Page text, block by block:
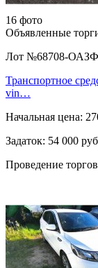
16 фото
Объявленные
Лот №68708-
Транспортное
vin…
Начальная цена:
Задаток: 54 000
Проведение